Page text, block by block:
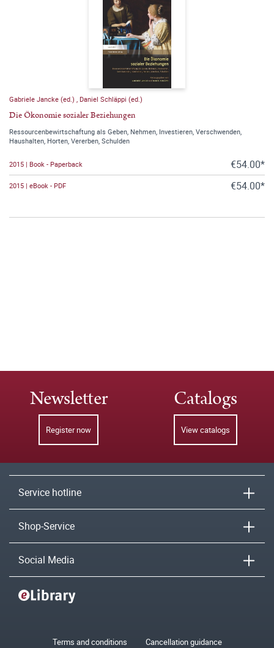
Gabriele Jancke (ed.) Daniel Schläppi (ed.)
Die Ökonomie sozialer Beziehungen
Ressourcenbewirtschaftung als Geben, Nehmen, Investieren, Verschwenden,
Haushalten, Horten, Vererben, Schulden
2015 | Book - Paperback €54.00*
2015 | eBook - PDF €54.00*
Newsletter
Register now
Catalogs
View catalogs
Service hotline
Shop-Service
Social Media
Terms and conditions
Cancellation guidance